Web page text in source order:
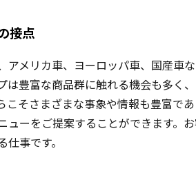
接点
アメリカ車、ヨーロッパ車、国産車
は豊富な商品群に触れる機会も多く
こそさまざまな事象や情報も豊富で
ューをご提案することができます。
仕事です。